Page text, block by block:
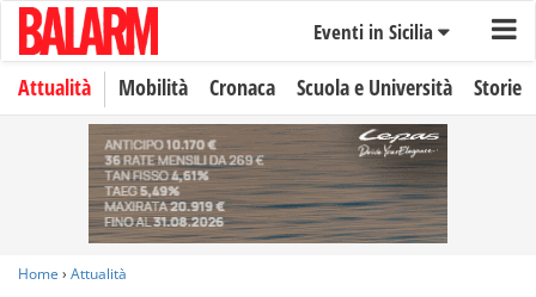
Eventi in Sicilia
Attualità Mobilità Cronaca Scuola e Università Storie
Home › Attualità